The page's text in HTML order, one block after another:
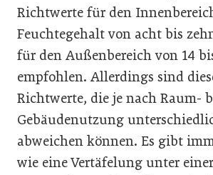
Richtwerte für den
Feuchtegehalt von acht bis
für den Außenbereich von 14
empfohlen. Allerdings sind
Richtwerte, die je nach Raum-
Gebäudenutzung
abweichen können. Es gibt
wie eine Vertäfelung unter